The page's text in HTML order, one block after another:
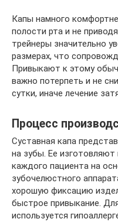
Капы намного
полости рта и не
трейнеры значительно
размерах, что
Привыкают к этому
важно потерпеть и не
сутки, иначе лечение
Процесс
Суставная капа
на зубы. Ее
каждого пациента на
зубочелюстного
хорошую фиксацию
быстрое привыкание.
используется